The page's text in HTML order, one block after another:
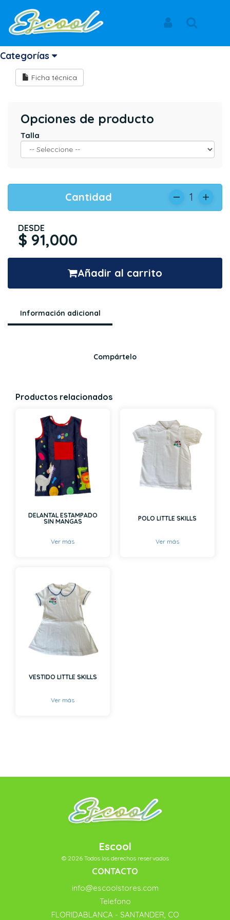
Categorías
Productos
BRITANICO
MAMELUCO LITTLE SKILLS
Ficha técnica
Opciones de producto
Talla
Cantidad 1
DESDE
$ 91,000
Añadir al carrito
Información adicional
Compártelo
Productos relacionados
DELANTAL ESTAMPADO
SIN MANGAS
Ver más
POLO LITTLE SKILLS
Ver más
VESTIDO LITTLE SKILLS
Ver más
Escool
© 2026 Todos los derechos reservados
CONTACTO
info@escoolstores.com
Telefono
FLORIDABLANCA - SANTANDER, CO